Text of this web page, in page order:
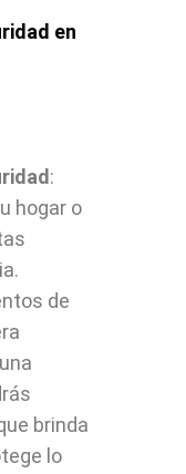
en
:
hogar o
de
brinda
lo